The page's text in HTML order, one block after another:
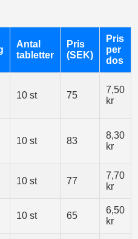
Antal
tabletter
Pris
(SEK)
Pris
per
dos
10 st 75
7,50
kr
10 st 83
8,30
kr
10 st 77
7,70
kr
10 st 65
6,50
kr